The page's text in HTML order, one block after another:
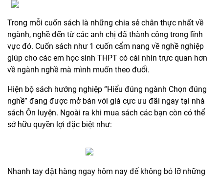
Trong mỗi cuốn sách là những chia sẻ chân thực nhất về
ngành, nghề đến từ các anh chị đã thành công trong lĩnh
vực đó. Cuốn sách như 1 cuốn cẩm nang về nghề nghiệp
giúp cho các em học sinh THPT có cái nhìn trực quan hơn
về ngành nghề mà mình muốn theo đuổi.
Hiện bộ sách hướng nghiệp “Hiểu đúng ngành Chọn đúng
nghề” đang được mở bán với giá cực ưu đãi ngay tại nhà
sách Ôn luyện. Ngoài ra khi mua sách các bạn còn có thể
sở hữu quyền lợi đặc biệt như:
Nhanh tay đặt hàng ngay hôm nay để không bỏ lỡ những